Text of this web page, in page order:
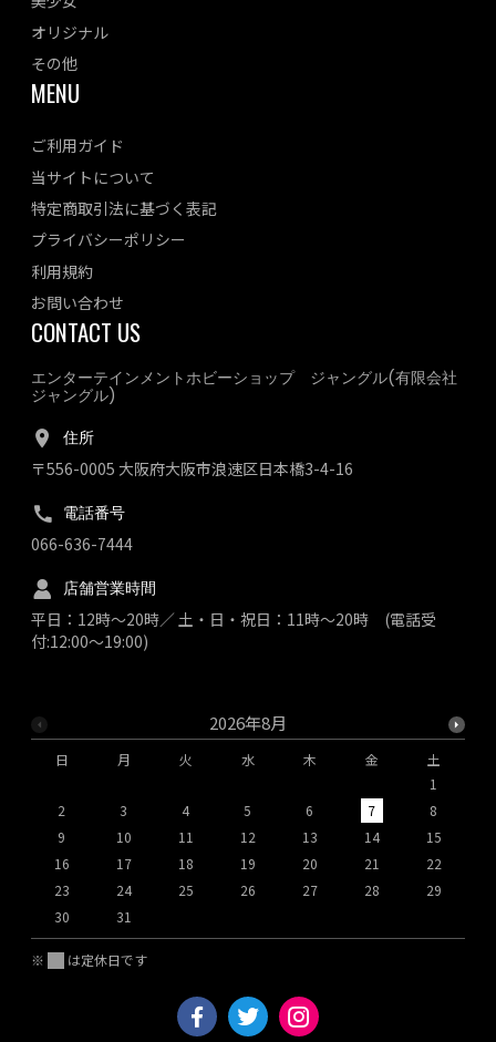
2026年8月
日 月 火 水 木 金
土
1
2
3 4 5 6 7
8
9
10 11 12 13 14
15
16
17 18 19 20 21
22
23
24 25 26 27 28
29
30
31
※ は定休日です
オリジナル
その他
MENU
ご利用ガイド
当サイトについて
特定商取引法に基づく表記
プライバシーポリシー
利用規約
お問い合わせ
CONTACT US
エンターテインメントホビーショップ ジャングル(有限会社
ジャングル)
住所
〒556-0005 大阪府大阪市浪速区日本橋3-4-16
電話番号
066-636-7444
店舗営業時間
平日：12時～20時／ 土・日・祝日：11時～20時 (電話受
付:12:00～19:00)